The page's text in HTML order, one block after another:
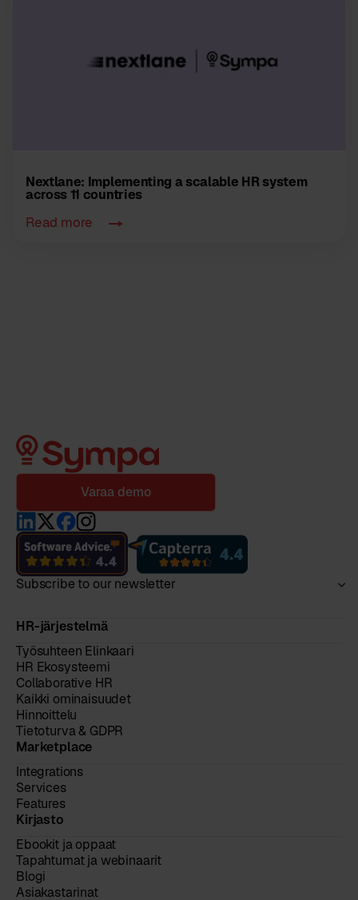
Nextlane: Implementing a scalable HR system
across 11 countries
Read more
Varaa demo
Subscribe to our newsletter
HR-järjestelmä
Työsuhteen Elinkaari
HR Ekosysteemi
Collaborative HR
Kaikki ominaisuudet
Hinnoittelu
Tietoturva & GDPR
Marketplace
Integrations
Services
Features
Kirjasto
Ebookit ja oppaat
Tapahtumat ja webinaarit
Blogi
Asiakastarinat